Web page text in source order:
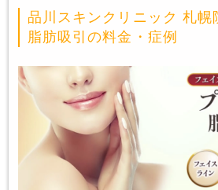
品川スキンクリニック 札幌
脂肪吸引の料金・症例